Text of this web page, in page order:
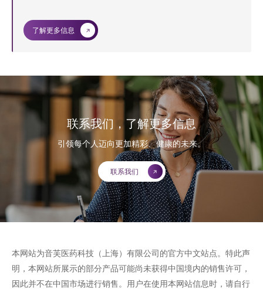
了解更多信息
联系我们，了解更多信息
引领每个人迈向更加精彩、健康的未来。
联系我们
本网站为音芙医药科技（上海）有限公司的官方中文站点。特此声
明，本网站所展示的部分产品可能尚未获得中国境内的销售许可，
因此并不在中国市场进行销售。用户在使用本网站信息时，请自行